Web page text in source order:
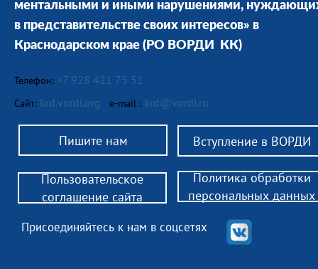
ментальными и иными нарушениями,
в представительстве своих интересов» в
Краснодарском крае (РО ВОРДИ КК)
Телефон: +7 928 421 75 51
Сайт: krd.vordi.org e-mail : krd@vordi.ru
Пишите нам Вступление в ВОРДИ
Присоединяйтесь к нам в соцсетях
Пользовательское
соглашение сайта
Политика обработки
персональных данных